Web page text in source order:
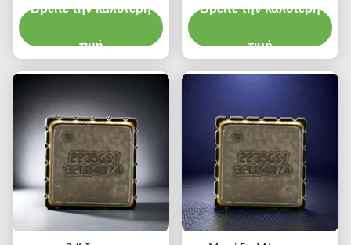
αξόνων για Γεωργικά
Βρείτε την καλύτερη
τιμή
θορύβου με σταθερή
Βρείτε την καλύτερη
τιμή